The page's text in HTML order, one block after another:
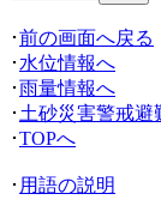
･前の画面へ戻る
･ 水位情報へ
･雨量情報へ
･ 土砂災害警戒避
･TOPへ
･ 用語の説明